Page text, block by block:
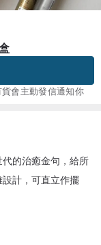
會主動發信通知你
的治癒金句，給所
計，可直立作擺